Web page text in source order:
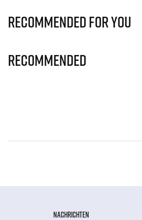
Recommended for you
Recommended
NACHRICHTEN